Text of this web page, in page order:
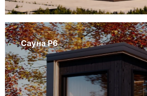
Сауна P6